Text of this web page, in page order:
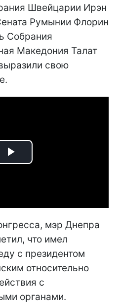
Швейцарии Ирэн
Румынии Флорин
Собрания
Македония Талат
свою
Play
мэр Днепра
что имел
с президентом
относительно
с
органами.